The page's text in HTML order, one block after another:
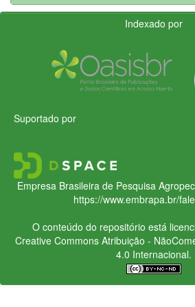
Indexado por
Suportado por
Empresa Brasileira de Pesquisa
https://www.embrapa.br/
O conteúdo do repositório está
Creative CommonsAtribuição -
4.0 Internacional.